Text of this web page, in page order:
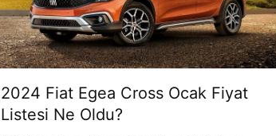
2024 Fiat Egea Cross Ocak Fiyat
Listesi Ne Oldu?